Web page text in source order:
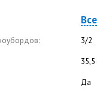
Все
3/2
35,5
Да